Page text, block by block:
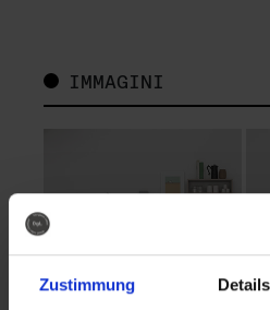
Zustimmung Details
IMMAGINI